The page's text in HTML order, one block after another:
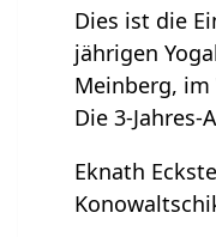
Dies ist die
jährigen
Meinberg,
Die 3-
Eknath